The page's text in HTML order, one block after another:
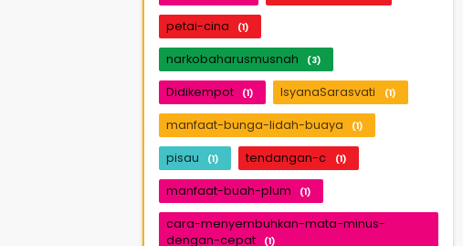
petai-cina (1)
narkobaharusmusnah (3)
Didikempot (1) IsyanaSarasvati (1)
manfaat-bunga-lidah-buaya (1)
pisau (1) tendangan-c (1)
manfaat-buah-plum (1)
cara-menyembuhkan-mata-minus-
dengan-cepat
(1)